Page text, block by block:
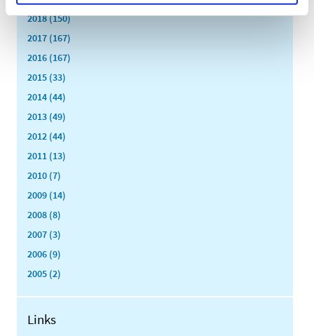
2018 (150)
2017 (167)
2016 (167)
2015 (33)
2014 (44)
2013 (49)
2012 (44)
2011 (13)
2010 (7)
2009 (14)
2008 (8)
2007 (3)
2006 (9)
2005 (2)
Links